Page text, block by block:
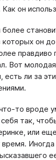
он
он
правдиво
Вот
есть ли за
то вроде
так,
или
Иногда